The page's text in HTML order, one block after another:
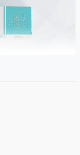
nhờn rít, dễ dàng vệ